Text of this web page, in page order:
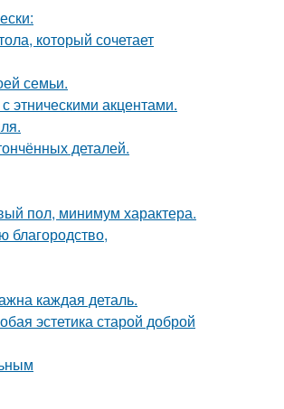
который сочетает
семьи.
этническими акцентами.
деталей.
пол, минимум характера.
благородство,
каждая деталь.
эстетика старой доброй